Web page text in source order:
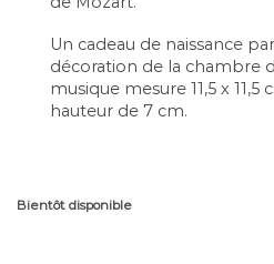
Un cadeau de naissance
décoration de la chambre
musique mesure 11,5 x
hauteur de 7 cm.
Bientôt disponible